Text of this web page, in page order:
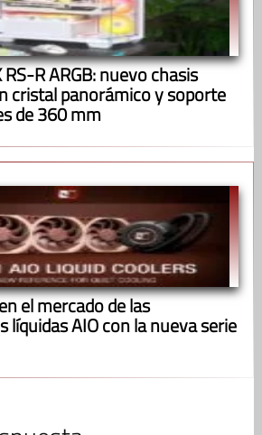
R ARGB: nuevo chasis
cristal panorámico y soporte
de 360 mm
el mercado de las
líquidas AIO con la nueva serie